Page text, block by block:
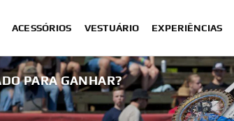
ACESSÓRIOS VESTUÁRIO EXPERIÊNCIAS
PARA GANHAR?